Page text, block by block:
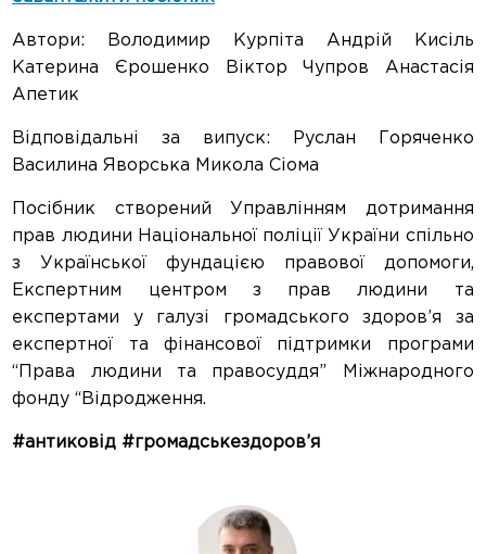
Автори: Володимир Курпіта Андрій Кисіль
Катерина Єрошенко Віктор Чупров Анастасія
Апетик
Відповідальні за випуск: Руслан Горяченко
Василина Яворська Микола Сіома
Посібник створений Управлінням дотримання
прав людини Національної поліції України спільно
з Української фундацією правової допомоги,
Експертним центром з прав людини та
експертами у галузі громадського здоров’я за
експертної та фінансової підтримки програми
“Права людини та правосуддя” Міжнародного
фонду “Відродження.
#антиковід #громадськездоров’я